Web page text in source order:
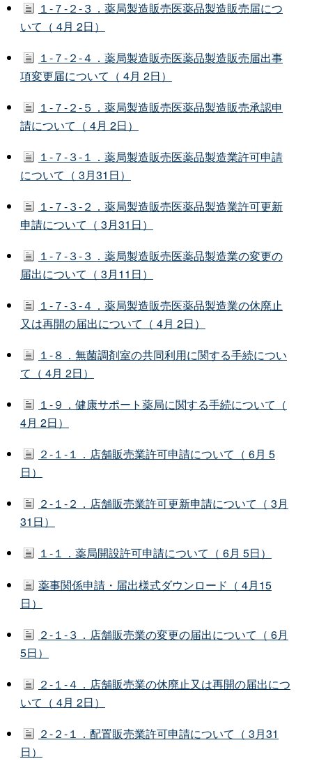
１-７-２-３．薬局製造販売医薬品製造販売届につ
いて（ 4月 2日）
１-７-２-４．薬局製造販売医薬品製造販売届出事
項変更届について（ 4月 2日）
１-７-２-５．薬局製造販売医薬品製造販売承認申
請について（ 4月 2日）
１-７-３-１．薬局製造販売医薬品製造業許可申請
について（ 3月31日）
１-７-３-２．薬局製造販売医薬品製造業許可更新
申請について（ 3月31日）
１-７-３-３．薬局製造販売医薬品製造業の変更の
届出について（ 3月11日）
１-７-３-４．薬局製造販売医薬品製造業の休廃止
又は再開の届出について（ 4月 2日）
１-８．無菌調剤室の共同利用に関する手続につい
て（ 4月 2日）
１-９．健康サポート薬局に関する手続について（
4月 2日）
２-１-１．店舗販売業許可申請について（ 6月 5
日）
２-１-２．店舗販売業許可更新申請について（ 3月
31日）
１-１．薬局開設許可申請について（ 6月 5日）
薬事関係申請・届出様式ダウンロード（ 4月15
日）
２-１-３．店舗販売業の変更の届出について（ 6月
5日）
２-１-４．店舗販売業の休廃止又は再開の届出につ
いて（ 4月 2日）
２-２-１．配置販売業許可申請について（ 3月31
日）